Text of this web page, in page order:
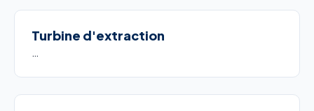
Turbine d'extraction